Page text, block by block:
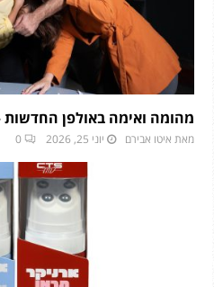
מהומה ואימה באולפן החדשות
מאת איטו אבירם יוני 25, 2026 0